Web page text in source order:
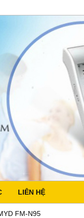
LIÊN HỆ
FM-N95